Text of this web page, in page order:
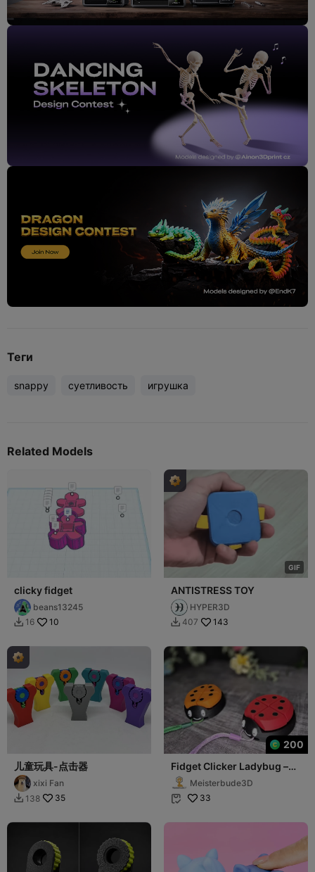
Теги
snappy суетливость игрушка
Related Models
clicky fidget
beans13245
 16 10
GIF
ANTISTRESS TOY
HYPER3D
 407 143
儿童玩具-点击器
xixi Fan
 138 35
200
Fidget Clicker Ladybug –
Stress Relief & Focus Toy
Meisterbude3D
 33